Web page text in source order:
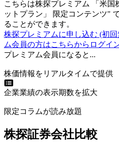
こちらは株探プレミアム 「 米国
ットプラン 」 限定コンテンツ"
ることができます。
株探プレミアムに申し込む (初
ム会員の方はこちらからログイ
プレミアム会員になると...
株価情報をリアルタイムで提供
企業業績の表示期数を拡大
限定コラムが読み放題
株探証券会社比較